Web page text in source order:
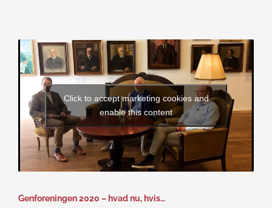
Click to accept marketing cookies and
enable this content
Genforeningen 2020 – hvad nu, hvis…